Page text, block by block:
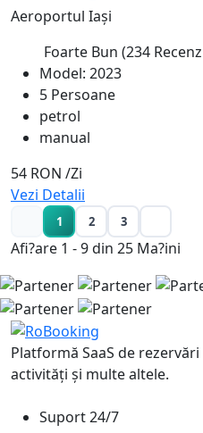
Aeroportul Iași
Foarte Bun (234
Model: 2023
5 Persoane
petrol
manual
54 RON /Zi
Vezi Detalii
1 2 3
Afi?are 1 - 9 din 25 Ma?ini
Platformă SaaS de
activități și multe altele.
Suport 24/7